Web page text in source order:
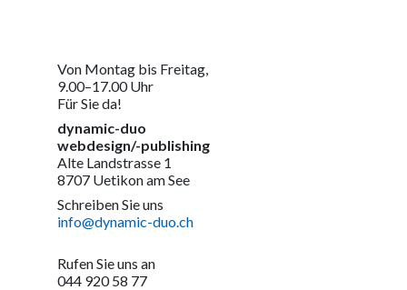
Von Montag bis Freitag,
9.00–17.00 Uhr
Für Sie da!
dynamic-duo
webdesign/-publishing
Alte Landstrasse 1
8707 Uetikon am See
Schreiben Sie uns
info@dynamic-duo.ch
Rufen Sie uns an
044 920 58 77